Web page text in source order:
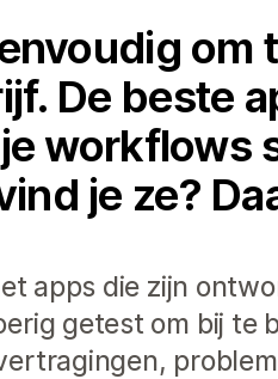
De beste
workflows
je ze?
apps die zijn
getest om bij te